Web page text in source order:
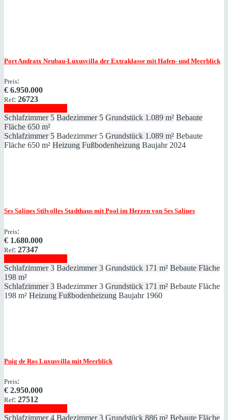
Port Andratx Neubau-Luxusvilla der Extraklasse mit Hafen- und Meerblick
Preis:
€ 6.950.000
Ref: 26723
Schlafzimmer 5 Badezimmer 5 Grundstück 1.089 m² Bebaute
Fläche 650 m²
Schlafzimmer 5 Badezimmer 5 Grundstück 1.089 m² Bebaute
Fläche 650 m² Heizung Fußbodenheizung Baujahr 2024
Ses Salines Stilvolles Stadthaus mit Pool im Herzen von Ses Salines
Preis:
€ 1.680.000
Ref: 27347
Schlafzimmer 3 Badezimmer 3 Grundstück 171 m² Bebaute Fläche
198 m²
Schlafzimmer 3 Badezimmer 3 Grundstück 171 m² Bebaute Fläche
198 m² Heizung Fußbodenheizung Baujahr 1960
Puig de Ros Luxusvilla mit Meerblick
Preis:
€ 2.950.000
Ref: 27512
Schlafzimmer 4 Badezimmer 3 Grundstück 886 m² Bebaute Fläche